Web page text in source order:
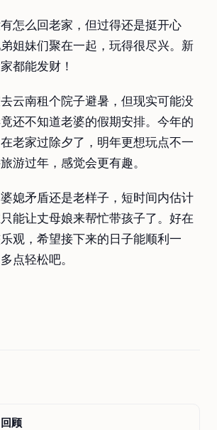
怎么回老家，但过得还是挺开心
姐妹们聚在一起，玩得很尽兴。新
都能发财！
云南租个院子避暑，但现实可能没
还不知道老婆的假期安排。今年的
老家过除夕了，明年更想玩点不一
游过年，感觉会更有趣。
媳矛盾还是老样子，短时间内估计
能让丈母娘来帮忙带孩子了。好在
观，希望接下来的日子能顺利一
点轻松吧。
顾